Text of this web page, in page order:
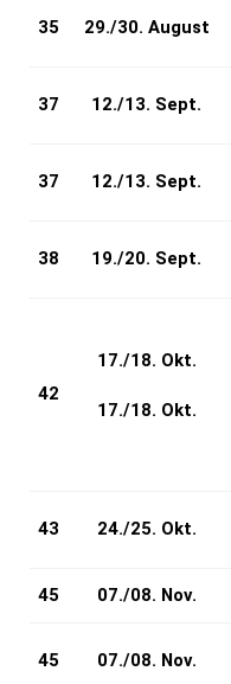
35 29./30. August
37 12./13. Sept.
37 12./13. Sept.
38 19./20. Sept.
42
17./18. Okt.
17./18. Okt.
43 24./25. Okt.
45 07./08. Nov.
45 07./08. Nov.